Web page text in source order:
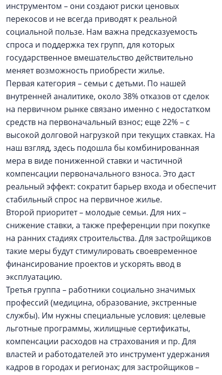
инструментом – они создают риски ценовых
перекосов и не всегда приводят к реальной
социальной пользе. Нам важна предсказуемость
спроса и поддержка тех групп, для которых
государственное вмешательство действительно
меняет возможность приобрести жилье.
Первая категория – семьи с детьми. По нашей
внутренней аналитике, около 38% отказов от сделок
на первичном рынке связано именно с недостатком
средств на первоначальный взнос; еще 22% – с
высокой долговой нагрузкой при текущих ставках. На
наш взгляд, здесь подошла бы комбинированная
мера в виде пониженной ставки и частичной
компенсации первоначального взноса. Это даст
реальный эффект: сократит барьер входа и обеспечит
стабильный спрос на первичное жилье.
Второй приоритет – молодые семьи. Для них –
снижение ставки, а также преференции при покупке
на ранних стадиях строительства. Для застройщиков
такие меры будут стимулировать своевременное
финансирование проектов и ускорять ввод в
эксплуатацию.
Третья группа – работники социально значимых
профессий (медицина, образование, экстренные
службы). Им нужны специальные условия: целевые
льготные программы, жилищные сертификаты,
компенсации расходов на страхования и пр. Для
властей и работодателей это инструмент удержания
кадров в городах и регионах; для застройщиков –